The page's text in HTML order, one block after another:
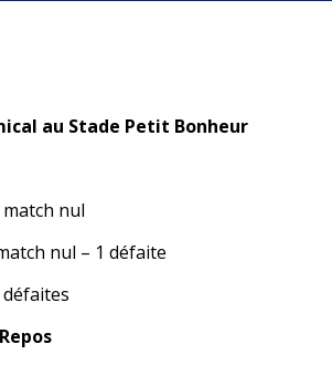
au Stade Petit Bonheur
nul
nul – 1 défaite